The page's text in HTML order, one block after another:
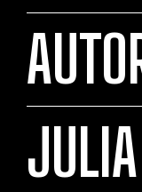
JULIA